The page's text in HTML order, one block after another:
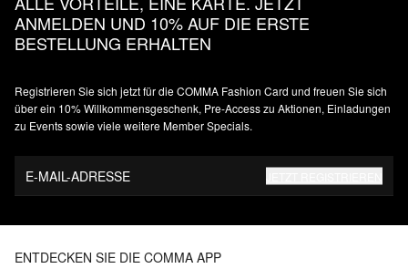
ANMELDEN UND 10% AUF DIE ERSTE
BESTELLUNG ERHALTEN
Registrieren Sie sich jetzt für die COMMA Fashion Card und freuen Sie sich
über ein 10% Willkommensgeschenk, Pre-Access zu Aktionen, Einladungen
zu Events sowie viele weitere Member Specials.
E-MAIL-ADRESSE
ENTDECKEN SIE DIE COMMA APP